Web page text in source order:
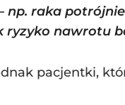
np. raka
ryzyko nawrotu
pacjentki,